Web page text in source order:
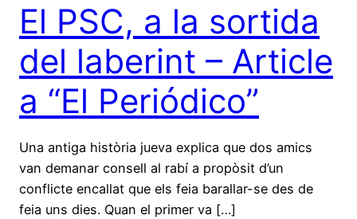
El PSC, a la sortida
del laberint – Article
a “El Periódico”
Una antiga història jueva explica que dos amics
van demanar consell al rabí a propòsit d’un
conflicte encallat que els feia barallar-se des de
feia uns dies. Quan el primer va […]